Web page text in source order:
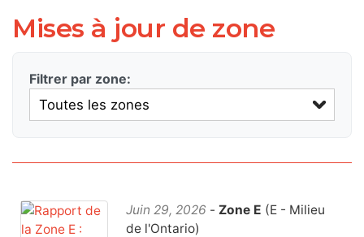
Mises à jour de zone
Filtrer par zone:
Juin 29, 2026 - Zone E (E - Milieu
de l'Ontario)